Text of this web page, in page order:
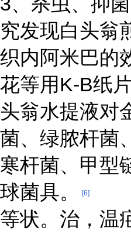
究发现白头翁
织内阿米巴的
花等用K-B纸
头翁水提液对
菌、绿脓杆菌
寒杆菌、甲型
球菌具。
[6]
等状。治，温